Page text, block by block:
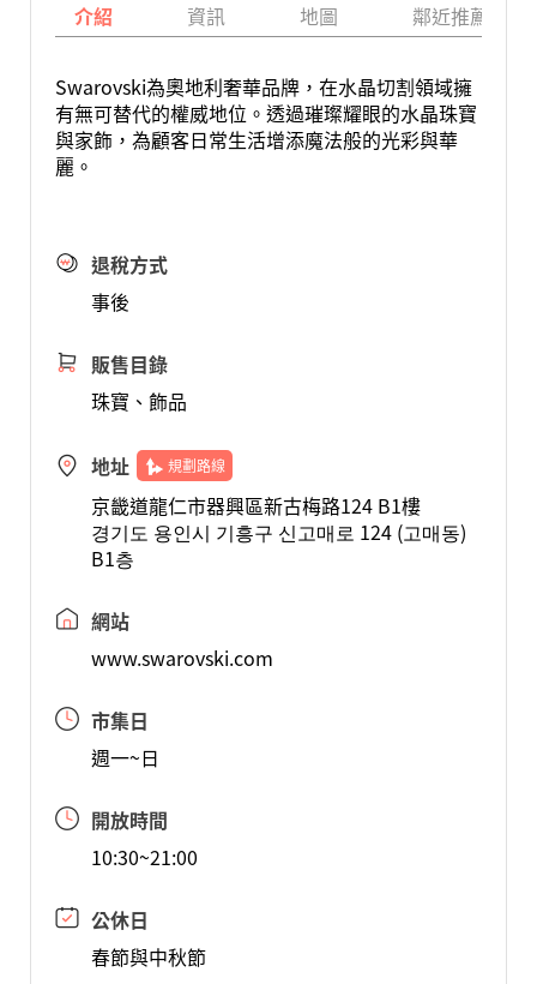
介紹 資訊 地圖 鄰近推薦景點
Swarovski為奧地利奢華品牌，在水晶切割領域擁
有無可替代的權威地位。透過璀璨耀眼的水晶珠寶
與家飾，為顧客日常生活增添魔法般的光彩與華
麗。
退稅方式
事後
販售目錄
珠寶、飾品
地址 規劃路線
京畿道龍仁市器興區新古梅路124 B1樓
경기도 용인시 기흥구 신고매로 124 (고매동)
B1층
網站
www.swarovski.com
市集日
週一~日
開放時間
10:30~21:00
公休日
春節與中秋節